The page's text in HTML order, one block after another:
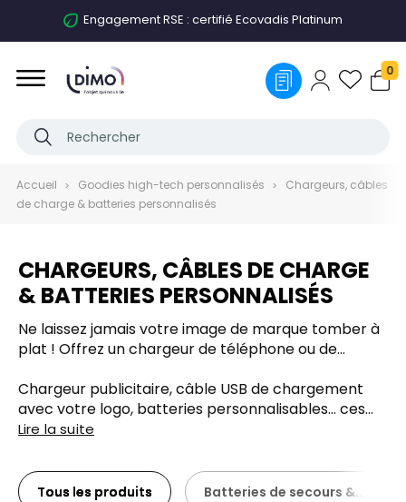
Engagement RSE : certifié Ecovadis Platinum
0
Accueil Goodies high-tech personnalisés
Chargeurs, câbles
de charge & batteries personnalisés
CHARGEURS, CÂBLES DE CHARGE
& BATTERIES PERSONNALISÉS
Ne laissez jamais votre image de marque tomber à
plat ! Offrez un chargeur de téléphone ou de
collaborateurs, et associez votre logo à un
indispensable du quotidien.
Chargeur publicitaire, câble USB de chargement
avec votre logo, batteries personnalisables… ces
accessoires sont à la fois pratiques, visibles et
équipes ou pour faire un cadeau utile lors d’un salon
ou d’une campagne marketing.
Lire la suite
Tous les produits Batteries de secours &...